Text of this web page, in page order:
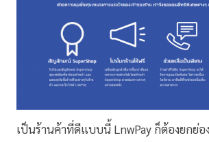
เป็นร้านค้าที่ดีแบบนี้ LnwPay ก็ต้องยกย่อ